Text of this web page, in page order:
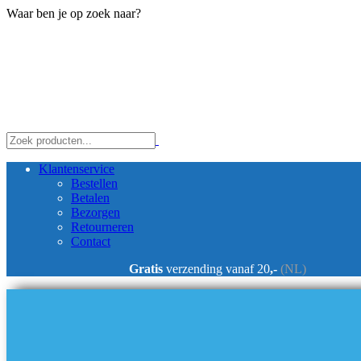
Waar ben je op zoek naar?
Klantenservice
Bestellen
Betalen
Bezorgen
Retourneren
Contact
Gratis verzending vanaf 20,- (NL)